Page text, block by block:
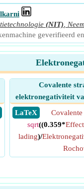
(NIT)
geverifieerd
Covalente
elektronegativiteit
​ LaTeX
Covalente
sqrt((0.359*
lading)/